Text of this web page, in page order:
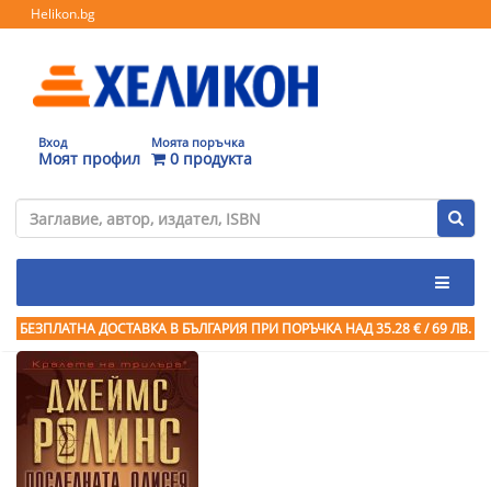
Helikon.bg
Вход
Моят профил
Моята поръчка
0 продукта
БЕЗПЛАТНА ДОСТАВКА В БЪЛГАРИЯ ПРИ ПОРЪЧКА НАД 35.28 € / 69 ЛВ.